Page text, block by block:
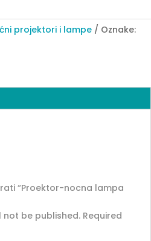
projektori i lampe
Oznake:
“Proektor-nocna lampa
not be published. Required